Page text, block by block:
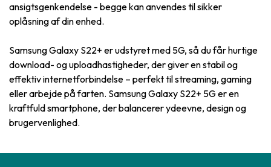
ansigtsgenkendelse - begge kan anvendes til sikker
oplåsning af din enhed.
Samsung Galaxy S22+ er udstyret med 5G, så du får hurtige
download- og uploadhastigheder, der giver en stabil og
effektiv internetforbindelse – perfekt til streaming, gaming
eller arbejde på farten. Samsung Galaxy S22+ 5G er en
kraftfuld smartphone, der balancerer ydeevne, design og
brugervenlighed.